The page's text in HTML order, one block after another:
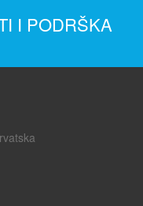
I PODRŠKA